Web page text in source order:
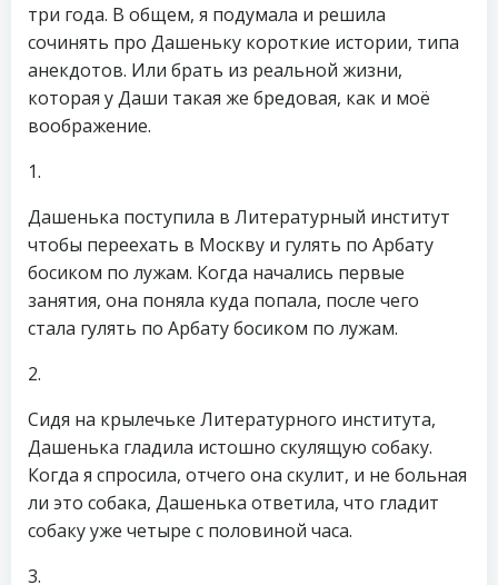
три года. В общем, я подумала и решила
сочинять про Дашеньку короткие истории, типа
анекдотов. Или брать из реальной жизни,
которая у Даши такая же бредовая, как и моё
воображение.
1.
Дашенька поступила в Литературный институт
чтобы переехать в Москву и гулять по Арбату
босиком по лужам. Когда начались первые
занятия, она поняла куда попала, после чего
стала гулять по Арбату босиком по лужам.
2.
Сидя на крылечьке Литературного института,
Дашенька гладила истошно скулящую собаку.
Когда я спросила, отчего она скулит, и не больная
ли это собака, Дашенька ответила, что гладит
собаку уже четыре с половиной часа.
3.